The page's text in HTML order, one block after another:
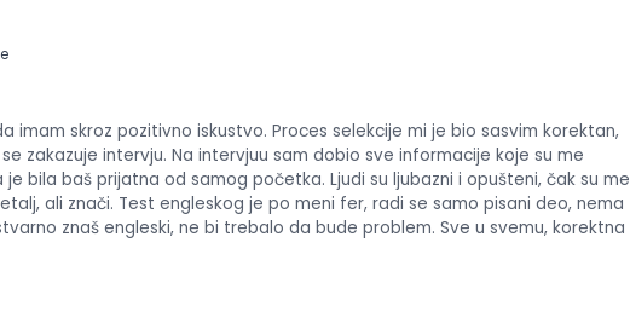
imam skroz pozitivno iskustvo. Proces selekcije mi je bio sasvim korektan,
zakazuje intervju. Na intervjuu sam dobio sve informacije koje su me
bila baš prijatna od samog početka. Ljudi su ljubazni i opušteni, čak su me
ali znači. Test engleskog je po meni fer, radi se samo pisani deo, nema
znaš engleski, ne bi trebalo da bude problem. Sve u svemu, korektna